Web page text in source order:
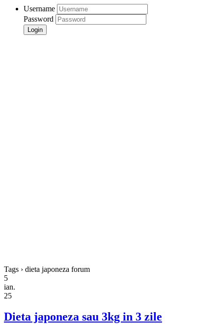
Username
Password
Tags › dieta japoneza forum
5
ian.
25
Dieta japoneza sau 3kg in 3 zile